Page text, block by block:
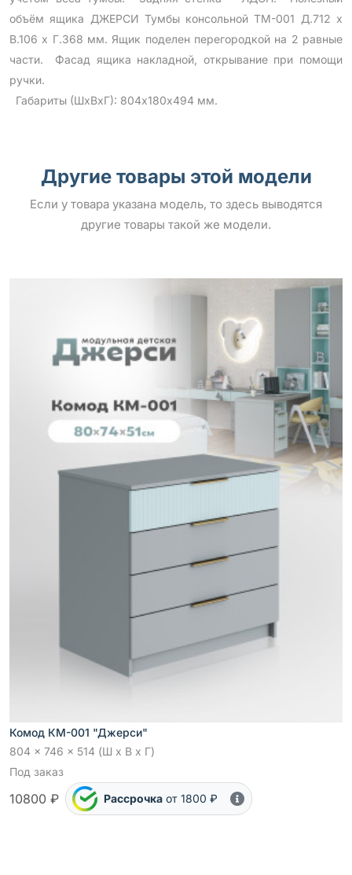
объём ящика ДЖЕРСИ Тумбы консольной ТМ-001 Д.712 х
В.106 х Г.368 мм. Ящик поделен перегородкой на 2 равные
части. Фасад ящика накладной, открывание при помощи
ручки.
Габариты (ШхВхГ): 804х180х494 мм.
Другие товары этой модели
Если у товара указана модель, то здесь выводятся
другие товары такой же модели.
Комод КМ-001 "Джерси"
804 x 746 x 514 (Ш x В x Г)
Под заказ
10800 ₽ Рассрочка от 1800 ₽